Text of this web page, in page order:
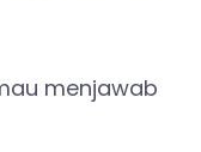
menjawab